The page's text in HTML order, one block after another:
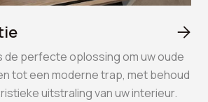

de perfecte oplossing om uw oude
tot een moderne trap, met behoud
uitstraling van uw interieur.